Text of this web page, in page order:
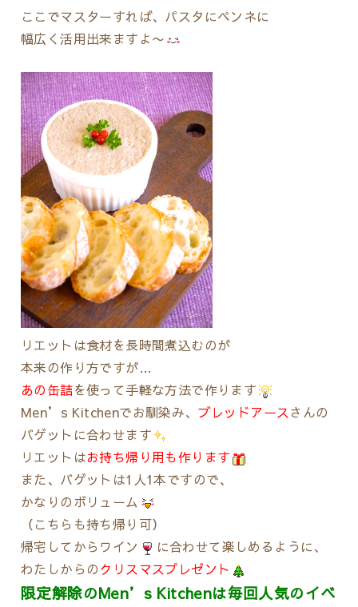
ここでマスターすれば、パスタにペンネに
幅広く活用出来ますよ〜
リエットは食材を長時間煮込むのが
本来の作り方ですが…
あの缶詰を使って手軽な方法で作ります
Men’s Kitchenでお馴染み、 ブレッドアースさんの
バゲットに合わせます
リエットはお持ち帰り用も作ります
また、バゲットは1人1本ですので、
かなりのボリューム
（こちらも持ち帰り可）
帰宅してからワイン
に合わせて楽しめるように、
わたしからのクリスマスプレゼント
限定解除のMen’s Kitchenは毎回人気のイベ